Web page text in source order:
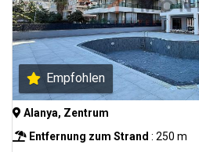
Empfohlen
Alanya, Zentrum
Entfernung zum Strand : 250 m